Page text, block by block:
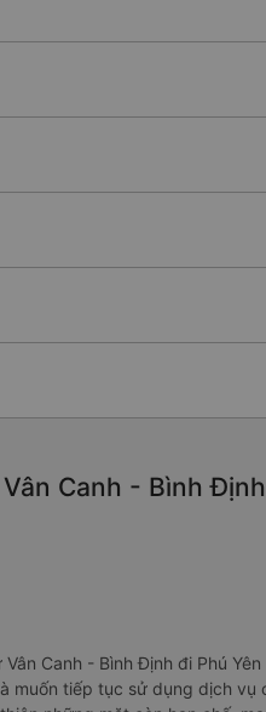
Canh - Bình
Canh - Bình Định đi Phú
muốn tiếp tục sử dụng dịch